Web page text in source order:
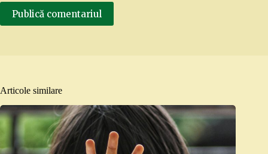
Publică comentariul
Articole similare